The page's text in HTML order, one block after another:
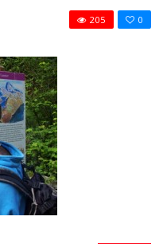
0
205